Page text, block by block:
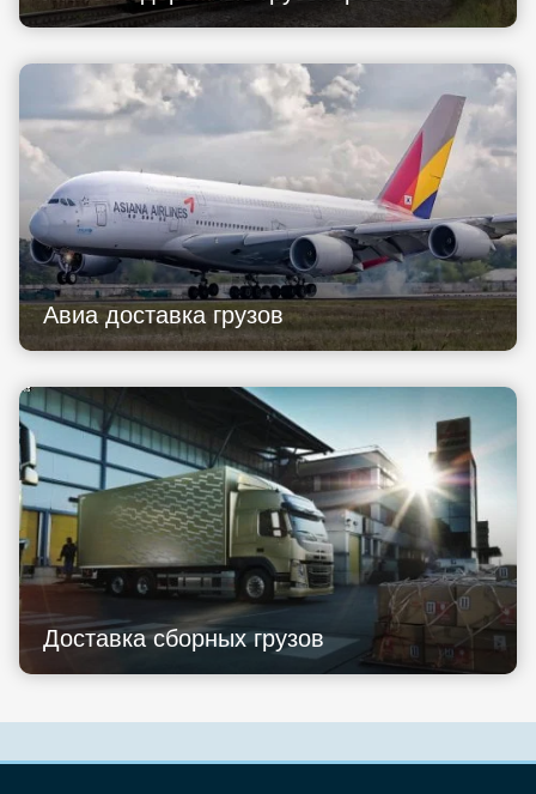
Авиа доставка грузов
Доставка сборных грузов